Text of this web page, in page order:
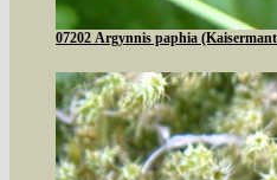
07202 Argynnis paphia